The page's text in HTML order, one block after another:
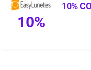
10%
10%